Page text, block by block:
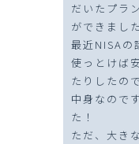
だいたプラ
ができまし
最近NISAの
使っとけば
たりしたの
中身なので
た！
ただ、大き